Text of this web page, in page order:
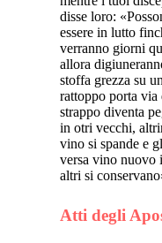
disse loro:
essere in lutto
verranno giorni
allora
stoffa grezza su
rattoppo porta via
strappo diventa
in otri vecchi,
vino si spande e
versa vino nuovo
altri si
Atti degli